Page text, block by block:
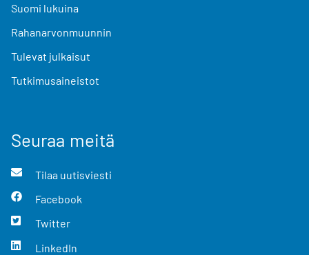
Suomi lukuina
Rahanarvonmuunnin
Tulevat julkaisut
Tutkimusaineistot
Seuraa meitä
Tilaa uutisviesti
Facebook
Twitter
LinkedIn